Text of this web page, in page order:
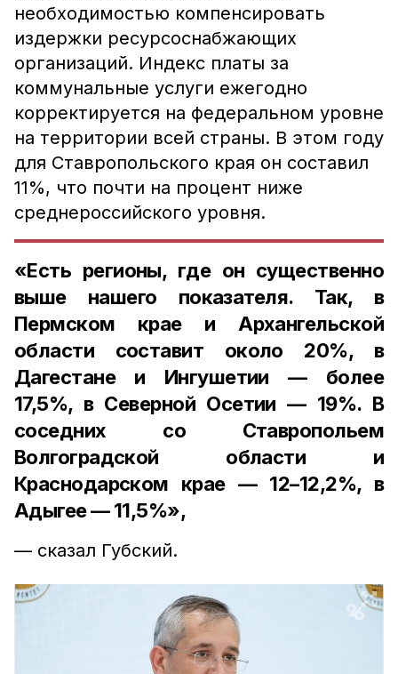
необходимостью компенсировать
издержки ресурсоснабжающих
организаций. Индекс платы за
коммунальные услуги ежегодно
корректируется на федеральном уровне
на территории всей страны. В этом году
для Ставропольского края он составил
11%, что почти на процент ниже
среднероссийского уровня.
«Есть регионы, где он существенно
выше нашего показателя. Так, в
Пермском крае и Архангельской
области составит около 20%, в
Дагестане и Ингушетии — более
17,5%, в Северной Осетии — 19%. В
соседних со Ставропольем
Волгоградской области и
Краснодарском крае — 12–12,2%, в
Адыгее — 11,5%»,
— сказал Губский.